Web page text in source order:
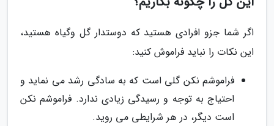
اگر شما جزو افرادی هستید که دوستدار گل وگیاه هستید،
این نکات را نباید فراموش کنید:
فراموشم نکن گلی است که به سادگی رشد می نماید و
احتیاج به توجه و رسیدگی زیادی ندارد. فراموشم نکن
است دیگر، در هر شرایطی می روید.